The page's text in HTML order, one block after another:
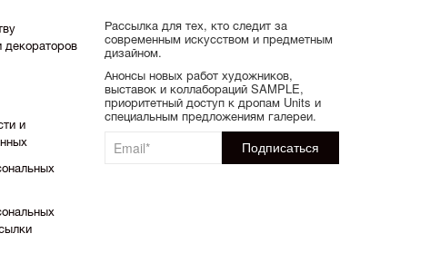
декораторов
и
Рассылка для тех, кто следит за
современным искусством и предметным
дизайном.
Анонсы новых работ художников,
выставок и коллабораций SAMPLE,
приоритетный доступ к дропам Units и
специальным предложениям галереи.